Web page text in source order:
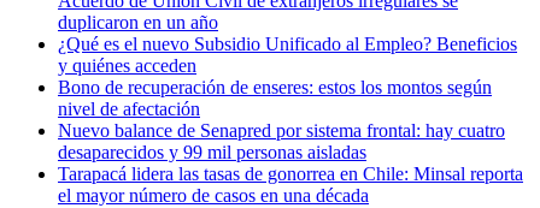
duplicaron en un año
¿Qué es el nuevo Subsidio Unificado al Empleo? Beneficios
y quiénes acceden
Bono de recuperación de enseres: estos los montos según
nivel de afectación
Nuevo balance de Senapred por sistema frontal: hay cuatro
desaparecidos y 99 mil personas aisladas
Tarapacá lidera las tasas de gonorrea en Chile: Minsal reporta
el mayor número de casos en una década